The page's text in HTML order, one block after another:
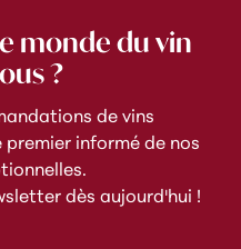
monde du vin
?
de vins
premier informé de nos
dès aujourd'hui !